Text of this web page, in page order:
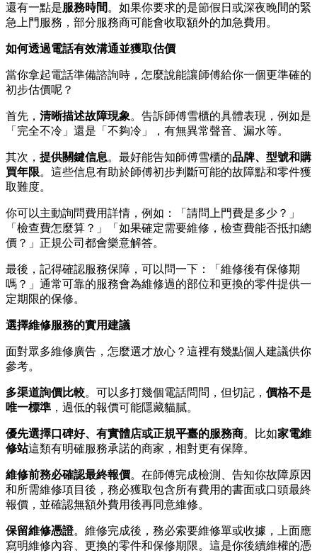
還有一點是服務時間 。如果你要求的是節假日或深夜晚間的緊
急上門服務，部分服務商可能會收取額外的加急費用。
如何透過電話有效溝通並獲取估價
當你拿起電話準備諮詢時，怎麼說能讓師傅給你一個更準確的
初步估價呢？
首先， 清晰描述故障現象。告訴師傅雪櫃的具體表現，例如是
「完全不冷」還是「不夠冷」，有無異常聲音、漏水等。
其次， 提供關鍵信息。最好能告知師傅雪櫃的品牌、型號和購
買年限。這些信息有助於師傅初步判斷可能的故障點和零件獲
取難度。
你可以主動詢問費用詳情，例如：「請問上門費是多少？」
「檢查費怎麼算？」「如果確定需要維修，檢查費能否抵扣總
價？」正規公司都會樂意解答。
最後，記得確認服務保障，可以問一下：「維修後有保修期
嗎？」通常可靠的服務會為維修過的部位和更換的零件提供一
定期限的保修。
選擇維修服務的實用建議
面對眾多維修廣告，怎麼選才放心？這裡有幾點個人建議供你
參考。
多渠道詢價比較。可以多打幾個電話問問，但切記， 價格不是
唯一標準 ，過低的報價可能隱藏貓膩。
優先選擇口碑好、有實體店或正規平臺的服務商。比如家電維
修站這類有明確服務承諾的商家，相對更有保障。
維修前務必確認最終報價。在師傅完成檢測、告知你故障原因
和所需維修項目後，務必獲取包含所有費用的書面或口頭最終
報價，並確認無額外費用後再同意維修。
保留維修憑證。維修完成後，務必索要維修單或收據，上面應
寫明維修內容、更換的零件和保修期限。這是你後續維權的憑